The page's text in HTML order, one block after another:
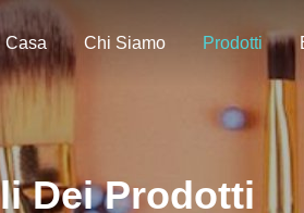
Casa Chi Siamo Prodotti
Dei Prodotti